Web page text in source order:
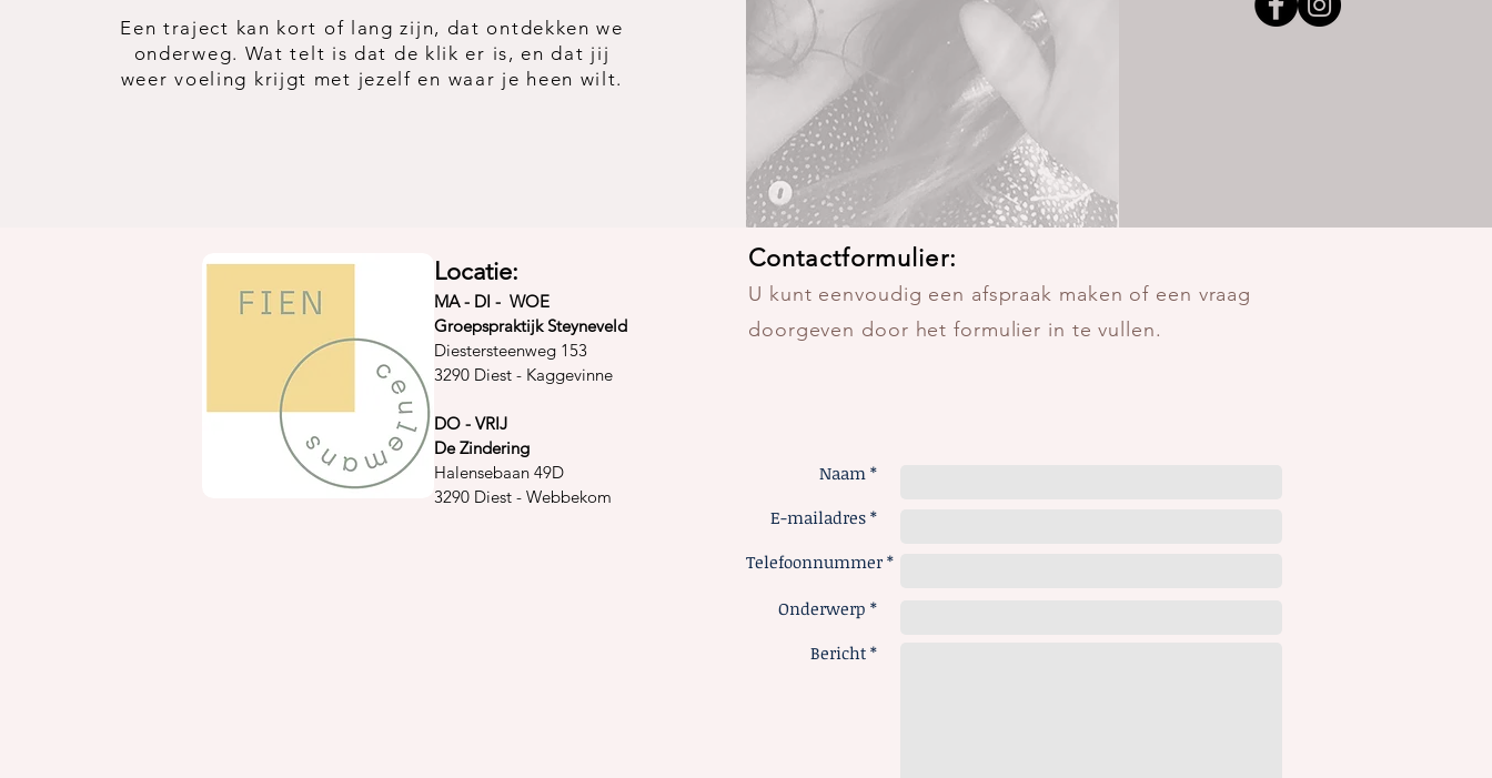
Een traject kan kort of lang zijn, dat ontdekken we
onderweg. Wat telt is dat de klik er is, en dat jij
weer voeling krijgt met jezelf en waar je heen wilt.
Locatie:
MA - DI - WOE
Groepspraktijk Steyneveld
Diestersteenweg 153
3290 Diest - Kaggevinne
DO - VRIJ
De Zindering
Halensebaan 49D
3290 Diest - Webbekom
Contactformulier:
U kunt eenvoudig een afspraak maken of een vraag
doorgeven door het formulier in te vullen.
Naam *
E-mailadres *
Telefoonnummer *
Onderwerp *
Bericht *